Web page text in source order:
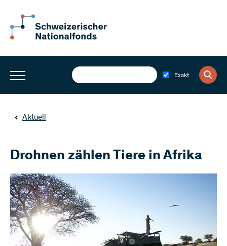
Exakt
Aktuell
Drohnen zählen Tiere in Afrika